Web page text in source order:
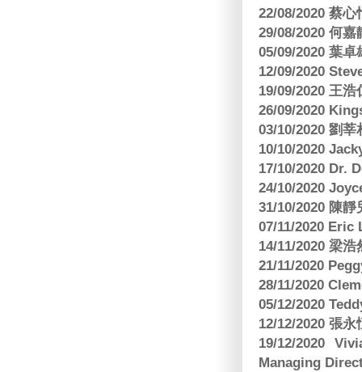
22/08/2020 蔡
29/08/2020 何
05/09/2020 葉
12/09/2020
19/09/2020 王
26/09/2020
03/10/2020 劉
10/10/2020
17/10/2020 Dr.
24/10/2020
31/10/2020 陳
07/11/2020 Eric
14/11/2020 梁
21/11/2020
28/11/2020
05/12/2020
12/12/2020 張
19/12/2020
Managing